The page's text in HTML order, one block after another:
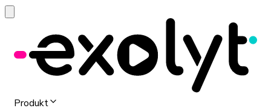
Produkt